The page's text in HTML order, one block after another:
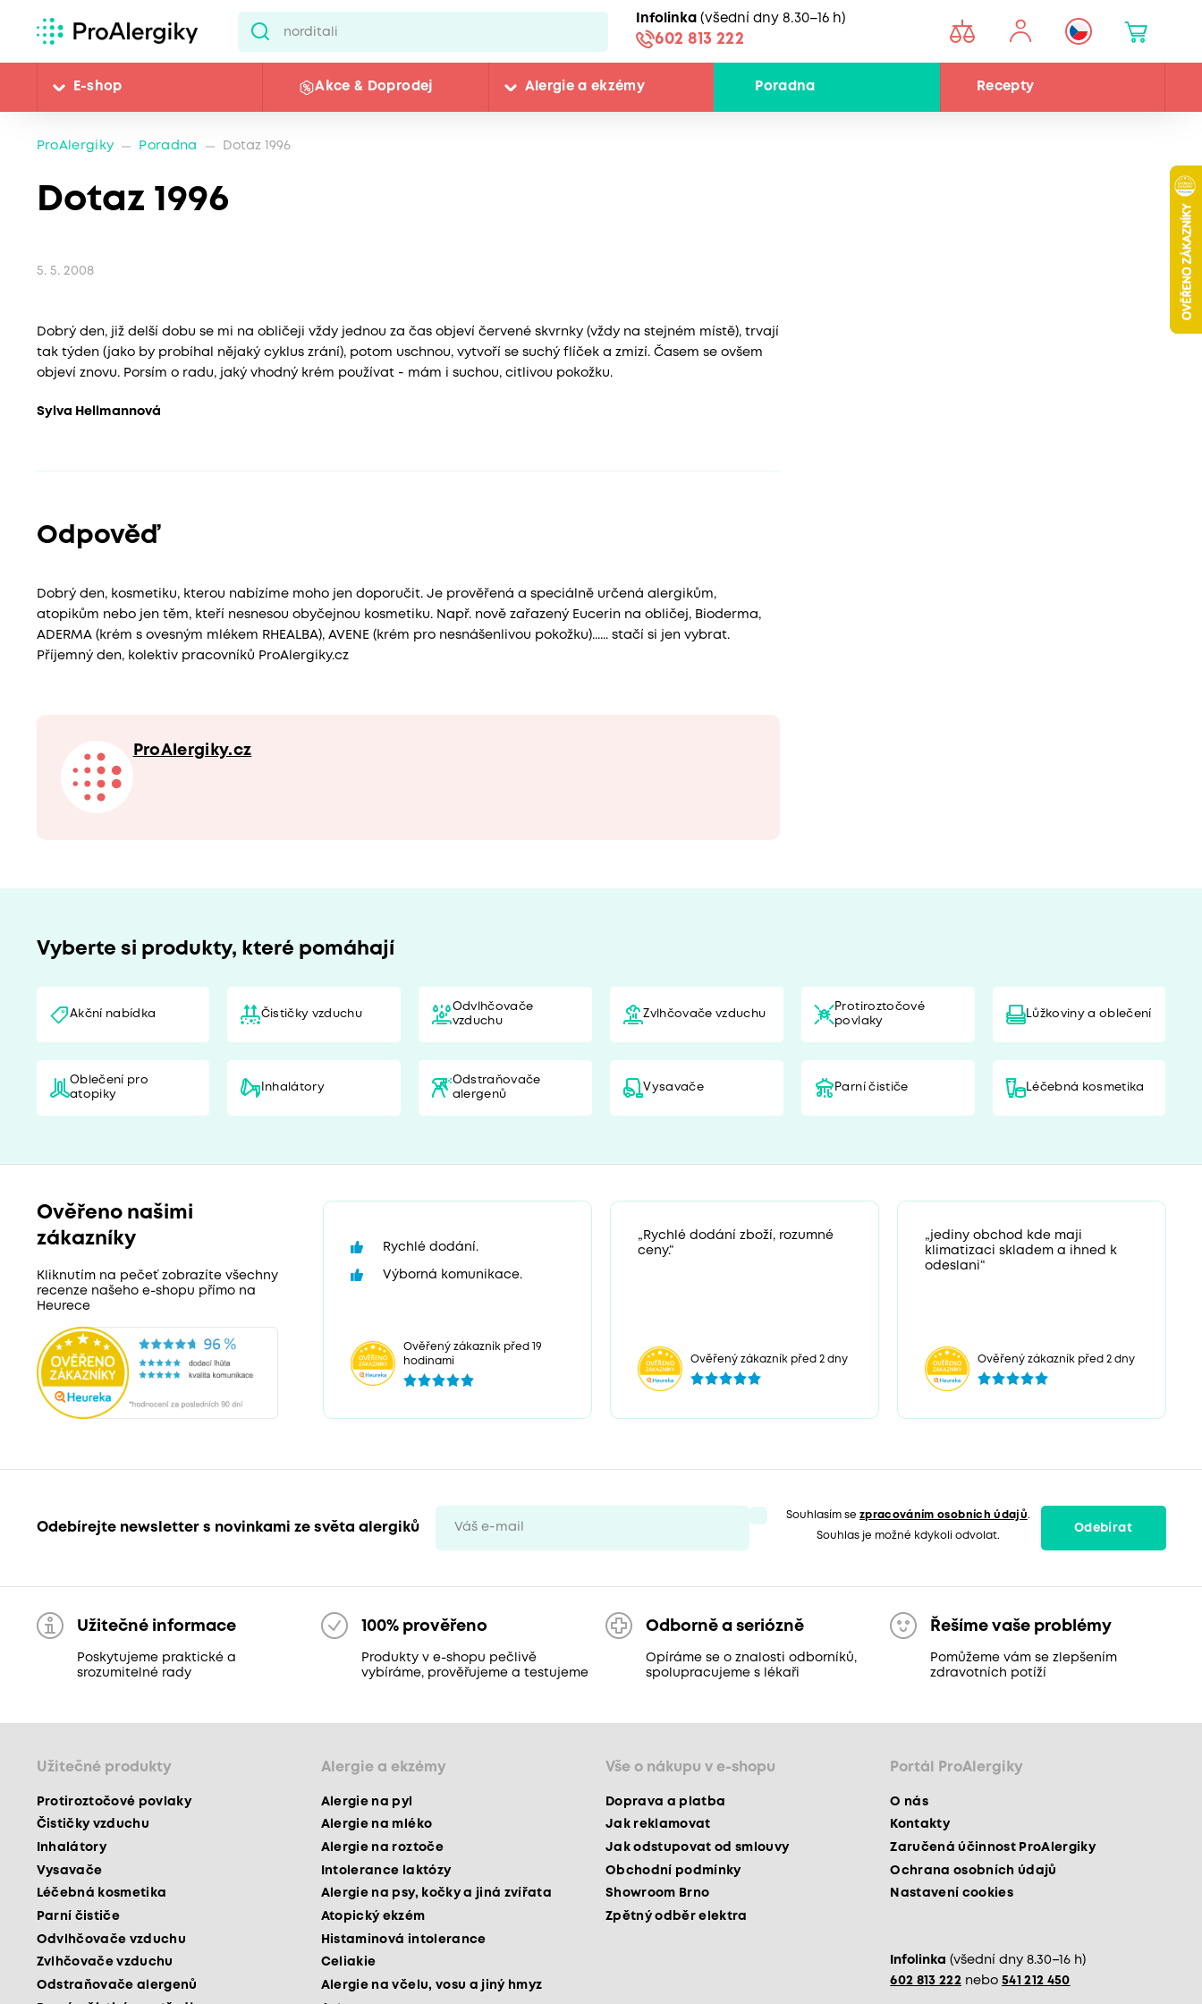
Infolinka (všední dny 8.30–16 h)
602 813 222
E-shop Akce & Doprodej Alergie a ekzémy Poradna Recepty
ProAlergiky Poradna Dotaz 1996
Dotaz 1996
5. 5. 2008
Dobrý den, již delší dobu se mi na obličeji vždy jednou za čas objeví červené skvrnky (vždy na stejném místě), trvají
tak týden (jako by probíhal nějaký cyklus zrání), potom uschnou, vytvoří se suchý flíček a zmizí. Časem se ovšem
objeví znovu. Porsím o radu, jaký vhodný krém používat - mám i suchou, citlivou pokožku.
Sylva Hellmannová
Odpověď
Dobrý den, kosmetiku, kterou nabízíme moho jen doporučit. Je prověřená a speciálně určená alergikům,
atopikům nebo jen těm, kteří nesnesou obyčejnou kosmetiku. Např. nově zařazený Eucerin na obličej, Bioderma,
ADERMA (krém s ovesným mlékem RHEALBA), AVENE (krém pro nesnášenlivou pokožku)...... stačí si jen vybrat.
Příjemný den, kolektiv pracovníků ProAlergiky.cz
ProAlergiky.cz
Vyberte si produkty, které pomáhají
Akční nabídka Čističky vzduchu
Odvlhčovače
vzduchu
Zvlhčovače vzduchu
Protiroztočové
povlaky
Lůžkoviny a oblečení
Oblečení pro
atopiky
Inhalátory
Odstraňovače
alergenů
Vysavače Parní čističe Léčebná kosmetika
Ověřeno našimi
zákazníky
Kliknutím na pečeť zobrazíte všechny
recenze našeho e-shopu přímo na
Heurece
Rychlé dodání.
Výborná komunikace.
Ověřený zákazník před 19
hodinami
„Rychlé dodání zboží, rozumné
ceny.“
Ověřený zákazník před 2 dny
„jediny obchod kde maji
klimatizaci skladem a ihned k
odeslani“
Ověřený zákazník před 2 dny
Odebírejte newsletter s novinkami ze světa alergiků
Souhlasím sezpracováním osobních údajů.
Souhlas je možné kdykoli odvolat.
Odebírat
Užitečné informace
Poskytujeme praktické a
srozumitelné rady
100% prověřeno
Produkty v e-shopu pečlivě
vybíráme, prověřujeme a testujeme
Odborně a seriózně
Opíráme se o znalosti odborníků,
spolupracujeme s lékaři
Řešíme vaše problémy
Pomůžeme vám se zlepšením
zdravotních potíží
Užitečné produkty
Protiroztočové povlaky
Čističky vzduchu
Inhalátory
Vysavače
Léčebná kosmetika
Parní čističe
Odvlhčovače vzduchu
Zvlhčovače vzduchu
Odstraňovače alergenů
Alergie a ekzémy
Alergie na pyl
Alergie na mléko
Alergie na roztoče
Intolerance laktózy
Alergie na psy, kočky a jiná zvířata
Atopický ekzém
Histaminová intolerance
Celiakie
Alergie na včelu, vosu a jiný hmyz
Vše o nákupu v e-shopu
Doprava a platba
Jak reklamovat
Jak odstupovat od smlouvy
Obchodní podmínky
Showroom Brno
Zpětný odběr elektra
Portál ProAlergiky
O nás
Kontakty
Zaručená účinnost ProAlergiky
Ochrana osobních údajů
Nastavení cookies
Infolinka (všední dny 8.30–16 h)
602 813 222 nebo 541 212 450